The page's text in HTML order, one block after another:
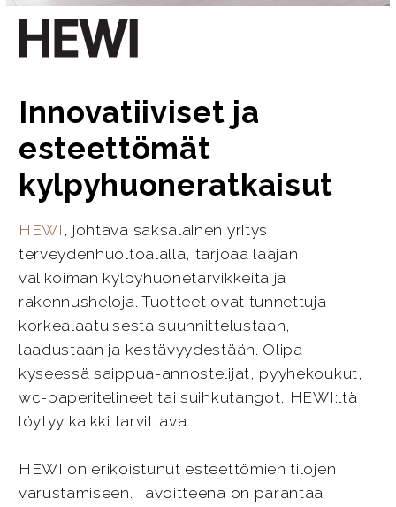
Innovatiiviset ja
esteettömät
kylpyhuoneratkaisut
HEWI , johtava saksalainen yritys
terveydenhuoltoalalla, tarjoaa laajan
valikoiman kylpyhuonetarvikkeita ja
rakennusheloja. Tuotteet ovat tunnettuja
korkealaatuisesta suunnittelustaan,
laadustaan ja kestävyydestään. Olipa
kyseessä saippua-annostelijat, pyyhekoukut,
wc-paperitelineet tai suihkutangot, HEWI:ltä
löytyy kaikki tarvittava.
HEWI on erikoistunut esteettömien tilojen
varustamiseen. Tavoitteena on parantaa